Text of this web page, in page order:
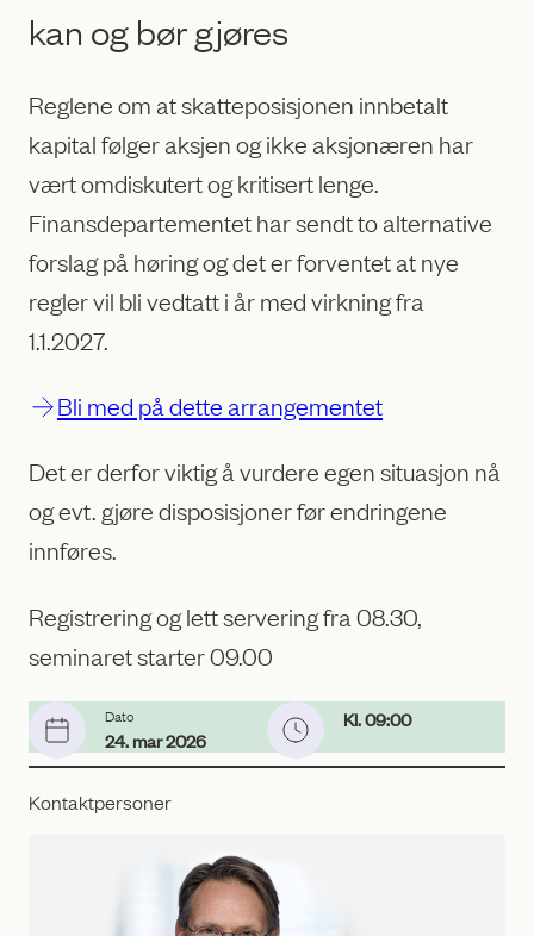
kan og bør gjøres
Reglene om at skatteposisjonen innbetalt
kapital følger aksjen og ikke aksjonæren har
vært omdiskutert og kritisert lenge.
Finansdepartementet har sendt to alternative
forslag på høring og det er forventet at nye
regler vil bli vedtatt i år med virkning fra
1.1.2027.
Bli med på dette arrangementet
Det er derfor viktig å vurdere egen situasjon nå
og evt. gjøre disposisjoner før endringene
innføres.
Registrering og lett servering fra 08.30,
seminaret starter 09.00
Dato
24. mar 2026
Kl. 09:00
Kontaktpersoner